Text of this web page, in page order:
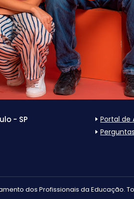
- SP
Portal de
dos Profissionais da Educação.